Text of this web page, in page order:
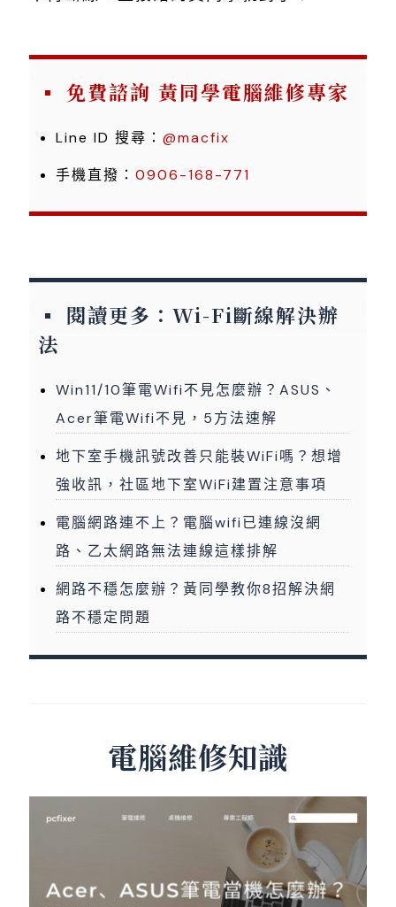
免費諮詢 黃同學電腦維修專家
Line ID 搜尋： @macfix
手機直撥： 0906-168-771
閱讀更多：Wi-Fi斷線解決辦
法
Win11/10筆電Wifi不見怎麼辦？ASUS、
Acer筆電Wifi不見，5方法速解
地下室手機訊號改善只能裝WiFi嗎？想增
強收訊，社區地下室WiFi建置注意事項
電腦網路連不上？電腦wifi已連線沒網
路、乙太網路無法連線這樣排解
網路不穩怎麼辦？黃同學教你8招解決網
路不穩定問題
電腦維修知識